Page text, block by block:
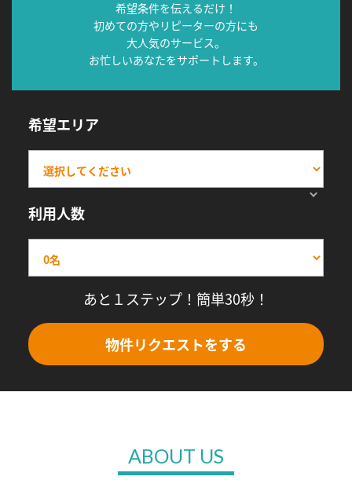
希望条件を伝えるだけ！
初めての方やリピーターの方にも
大人気のサービス。
お忙しいあなたをサポートします。
希望エリア
利用人数
あと１ステップ！簡単30秒！
物件リクエストをする
ABOUT US